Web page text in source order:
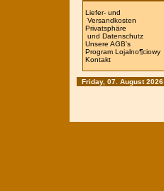
Liefer- und
Versandkosten
Privatsphäre
und Datenschutz
Unsere AGB's
Program Lojalno¶ciowy
Kontakt
Friday, 07. August 2026